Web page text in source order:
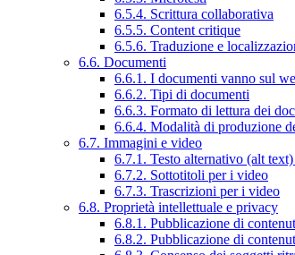
6.5.4. Scrittura collaborativa
6.5.5. Content critique
6.5.6. Traduzione e
6.6. Documenti
6.6.1. I documenti vanno sul
6.6.2. Tipi di documenti
6.6.3. Formato di lettura dei
6.6.4. Modalità di produzione
6.7. Immagini e video
6.7.1. Testo alternativo (alt
6.7.2. Sottotitoli per i video
6.7.3. Trascrizioni per i video
6.8. Proprietà intellettuale e privacy
6.8.1. Pubblicazione di
6.8.2. Pubblicazione di